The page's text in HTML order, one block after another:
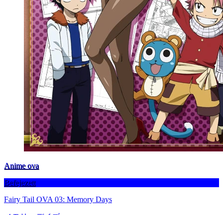
Anime ova
Befejezett
Fairy Tail OVA 03: Memory Days